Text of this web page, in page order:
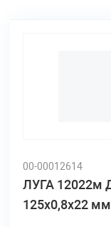
00-00012614
ЛУГА 12022м
125х0,8х22